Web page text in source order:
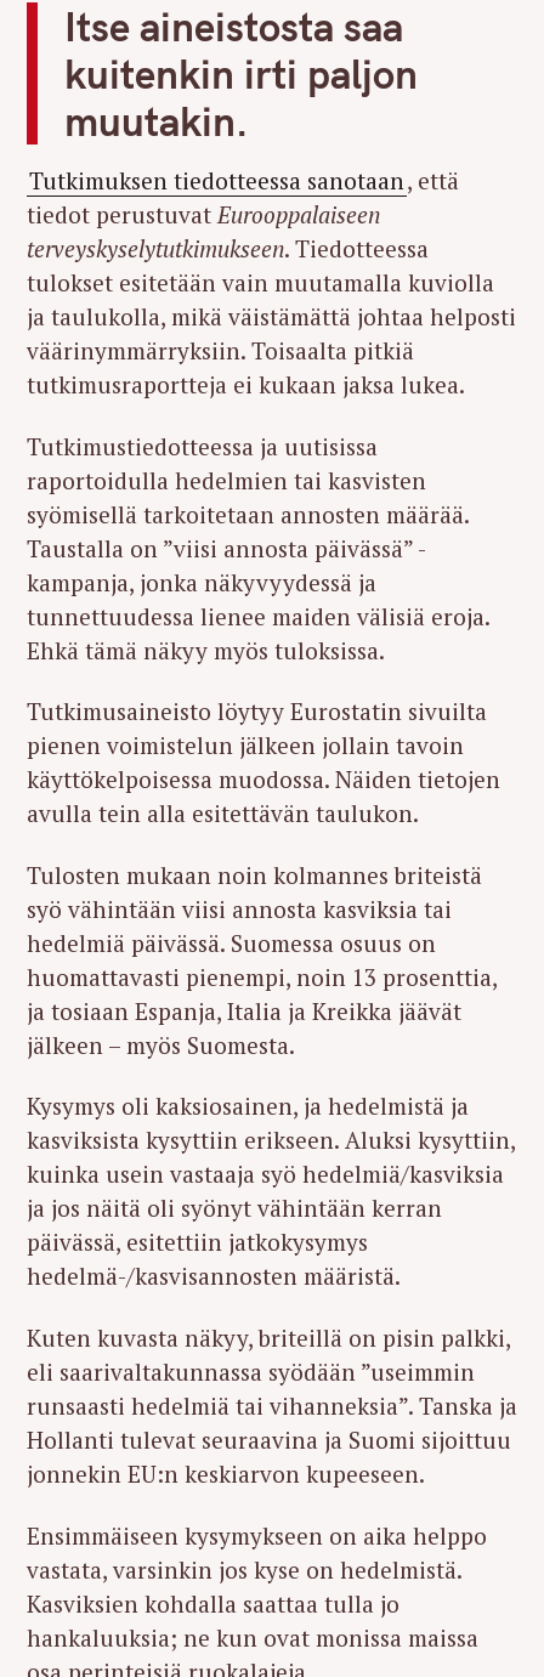
Itse aineistosta saa
kuitenkin irti paljon
muutakin.
Tutkimuksen tiedotteessa sanotaan , että
tiedot perustuvat Eurooppalaiseen
terveyskyselytutkimukseen. Tiedotteessa
tulokset esitetään vain muutamalla kuviolla
ja taulukolla, mikä väistämättä johtaa helposti
väärinymmärryksiin. Toisaalta pitkiä
tutkimusraportteja ei kukaan jaksa lukea.
Tutkimustiedotteessa ja uutisissa
raportoidulla hedelmien tai kasvisten
syömisellä tarkoitetaan annosten määrää.
Taustalla on ”viisi annosta päivässä” -
kampanja, jonka näkyvyydessä ja
tunnettuudessa lienee maiden välisiä eroja.
Ehkä tämä näkyy myös tuloksissa.
Tutkimusaineisto löytyy Eurostatin sivuilta
pienen voimistelun jälkeen jollain tavoin
käyttökelpoisessa muodossa. Näiden tietojen
avulla tein alla esitettävän taulukon.
Tulosten mukaan noin kolmannes briteistä
syö vähintään viisi annosta kasviksia tai
hedelmiä päivässä. Suomessa osuus on
huomattavasti pienempi, noin 13 prosenttia,
ja tosiaan Espanja, Italia ja Kreikka jäävät
jälkeen – myös Suomesta.
Kysymys oli kaksiosainen, ja hedelmistä ja
kasviksista kysyttiin erikseen. Aluksi kysyttiin,
kuinka usein vastaaja syö hedelmiä/kasviksia
ja jos näitä oli syönyt vähintään kerran
päivässä, esitettiin jatkokysymys
hedelmä-/kasvisannosten määristä.
Kuten kuvasta näkyy, briteillä on pisin palkki,
eli saarivaltakunnassa syödään ”useimmin
runsaasti hedelmiä tai vihanneksia”. Tanska ja
Hollanti tulevat seuraavina ja Suomi sijoittuu
jonnekin EU:n keskiarvon kupeeseen.
Ensimmäiseen kysymykseen on aika helppo
vastata, varsinkin jos kyse on hedelmistä.
Kasviksien kohdalla saattaa tulla jo
hankaluuksia; ne kun ovat monissa maissa